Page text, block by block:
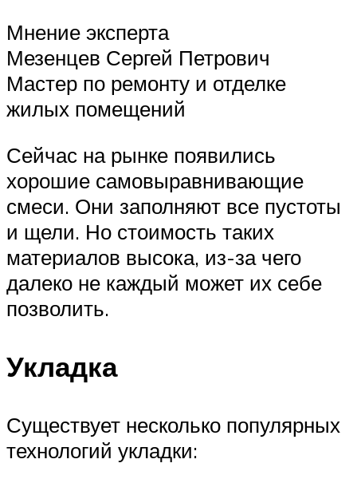
Мнение эксперта
Мезенцев Сергей Петрович
Мастер по ремонту и отделке
жилых помещений
Сейчас на рынке появились
хорошие самовыравнивающие
смеси. Они заполняют все пустоты
и щели. Но стоимость таких
материалов высока, из-за чего
далеко не каждый может их себе
позволить.
Укладка
Существует несколько популярных
технологий укладки: